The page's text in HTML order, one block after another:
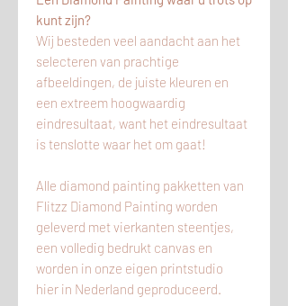
kunt zijn?
Wij besteden veel aandacht aan het
selecteren van prachtige
afbeeldingen, de juiste kleuren en
een extreem hoogwaardig
eindresultaat, want het eindresultaat
is tenslotte waar het om gaat!
Alle diamond painting pakketten van
Flitzz Diamond Painting worden
geleverd met vierkanten steentjes,
een volledig bedrukt canvas en
worden in onze eigen printstudio
hier in Nederland geproduceerd.